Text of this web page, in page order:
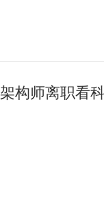
构师离职看